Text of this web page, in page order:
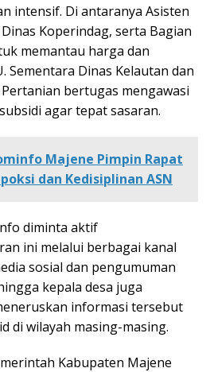
intensif. Di antaranya Asisten
Koperindag, serta Bagian
memantau harga dan
Sementara Dinas Kelautan dan
bertugas mengawasi
agar tepat sasaran.
Majene Pimpin Rapat
dan Kedisiplinan ASN
diminta aktif
ini melalui berbagai kanal
sosial dan pengumuman
kepala desa juga
informasi tersebut
di wilayah masing-masing.
Kabupaten Majene